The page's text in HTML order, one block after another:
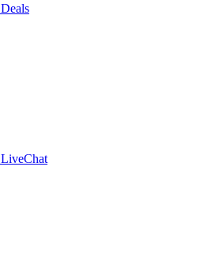
Deals
LiveChat